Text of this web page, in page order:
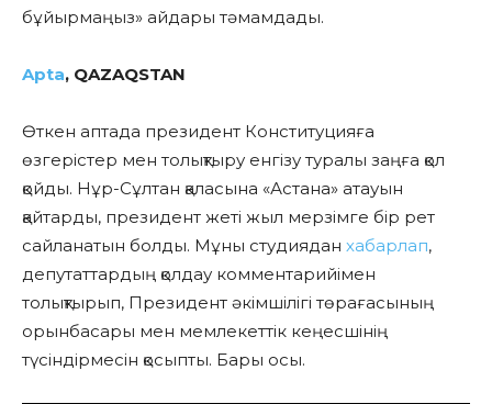
бұйырмаңыз» айдары тәмамдады.
Apta, QAZAQSTAN
Өткен аптада президент Конституцияға
өзгерістер мен толықтыру енгізу туралы заңға қол
қойды. Нұр-Сұлтан қаласына «Астана» атауын
қайтарды, президент жеті жыл мерзімге бір рет
сайланатын болды. Мұны студиядан хабарлап,
депутаттардың қолдау комментарийімен
толықтырып, Президент әкімшілігі төрағасының
орынбасары мен мемлекеттік кеңесшінің
түсіндірмесін қосыпты. Бары осы.